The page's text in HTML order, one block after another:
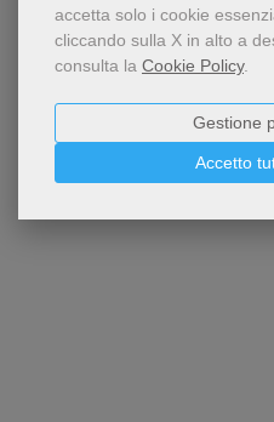
accetta solo i cookie
cliccando sulla X in alto a
consulta la Cookie Policy.
Accetto
Gestione